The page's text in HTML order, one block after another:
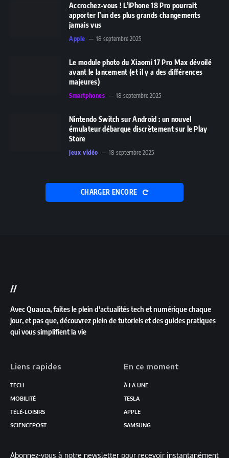
Accrochez-vous ! L’iPhone 18 Pro pourrait
apporter l’un des plus grands changements
jamais vus
Apple 18 septembre 2025
Le module photo du Xiaomi 17 Pro Max dévoilé
avant le lancement (et il y a des différences
majeures)
Smartphones 18 septembre 2025
Nintendo Switch sur Android : un nouvel
émulateur débarque discrètement sur le Play
Store
Jeux vidéo 18 septembre 2025
CHARGER ENCORE
//
Avec Quauca, faites le plein d’actualités tech et numérique chaque
jour, et pas que, découvrez plein de tutoriels et des guides pratiques
qui vous simplifient la vie
Liens rapides
TECH
MOBILITÉ
TÉLÉ-LOISIRS
SCIENCEPOST
En ce moment
À LA UNE
TESLA
APPLE
SAMSUNG
Abonnez-vous à notre newsletter pour recevoir instantanément